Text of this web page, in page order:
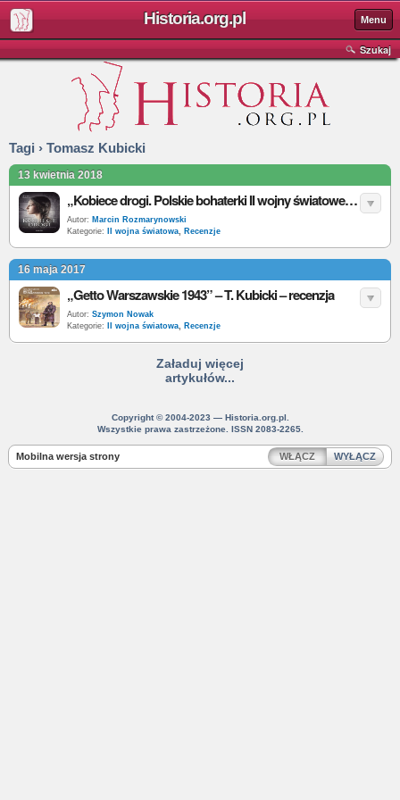
Historia.org.pl Menu
Szukaj
Tagi › Tomasz Kubicki
13 kwietnia 2018
„Kobiece drogi. Polskie bohaterki II wojny światowej” – T. Kubicki – recenzja
Autor: Marcin Rozmarynowski
Kategorie:
II wojna światowa, Recenzje
16 maja 2017
„Getto Warszawskie 1943” – T. Kubicki – recenzja
Autor: Szymon Nowak
Kategorie:
II wojna światowa, Recenzje
Załaduj więcej
artykułów...
Copyright © 2004-2023 — Historia.org.pl.
Wszystkie prawa zastrzeżone. ISSN 2083-2265.
Mobilna wersja strony WŁĄCZ WYŁĄCZ